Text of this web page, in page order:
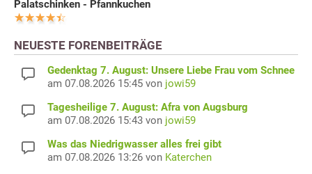
Palatschinken - Pfannkuchen
NEUESTE FORENBEITRÄGE
Gedenktag 7. August: Unsere Liebe Frau vom Schnee
am 07.08.2026 15:45 von jowi59
Tagesheilige 7. August: Afra von Augsburg
am 07.08.2026 15:43 von jowi59
Was das Niedrigwasser alles frei gibt
am 07.08.2026 13:26 von Katerchen